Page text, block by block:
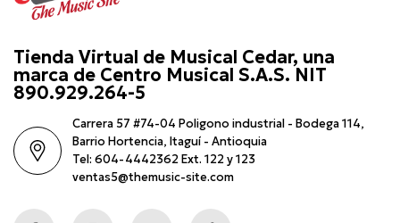
Tienda Virtual de Musical Cedar, una
marca de Centro Musical S.A.S. NIT
890.929.264-5
Carrera 57 #74-04 Poligono industrial - Bodega 114,
Barrio Hortencia, Itaguí - Antioquia
Tel: 604-4442362 Ext. 122 y 123
ventas5@themusic-site.com